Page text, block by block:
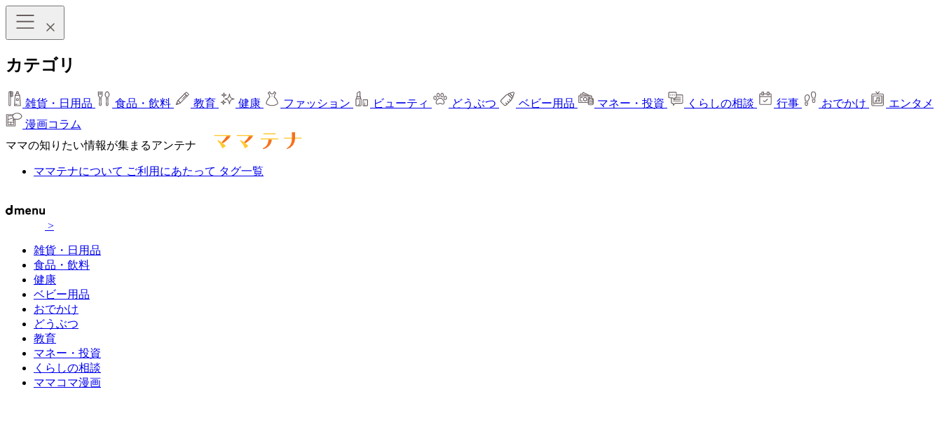
カテゴリ
雑貨・日用品 食品・飲料 教育 健康 ファッション ビューティ どうぶつ ベビー用品 マネー・投資 くらしの相談 行事 おでかけ
エンタメ
漫画コラム
ママの知りたい情報が集まるアンテナ
ママテナについて ご利用にあたって タグ一覧
>
雑貨・日用品
食品・飲料
健康
ベビー用品
おでかけ
どうぶつ
教育
マネー・投資
くらしの相談
ママコマ漫画